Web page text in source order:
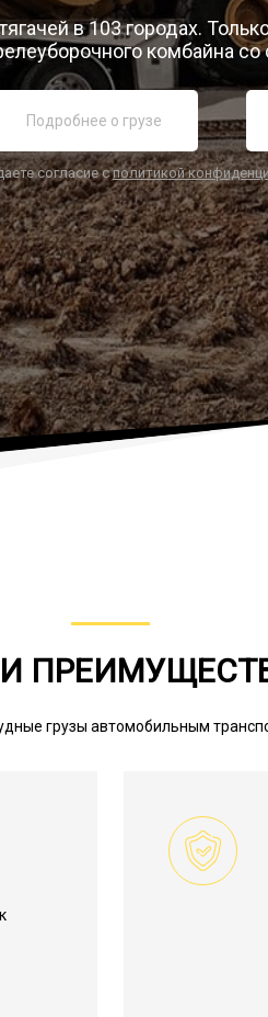
в 103 городах.
комбайна со
согласие сполитикой
грузы автомобильным